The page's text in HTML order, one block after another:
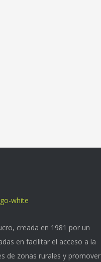
creada en 1981 por un
en facilitar el acceso a la
de zonas rurales y promover